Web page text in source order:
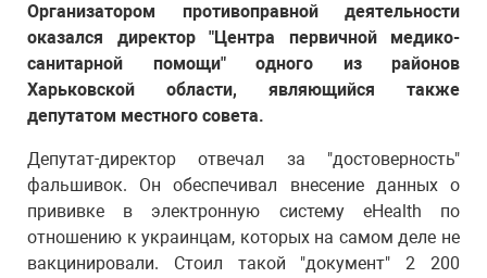
Организатором противоправной деятельности
оказался директор "Центра первичной медико-
санитарной помощи" одного из районов
Харьковской области, являющийся также
депутатом местного совета.
Депутат-директор отвечал за "достоверность"
фальшивок. Он обеспечивал внесение данных о
прививке в электронную систему eHealth по
отношению к украинцам, которых на самом деле не
вакцинировали. Стоил такой "документ" 2 200